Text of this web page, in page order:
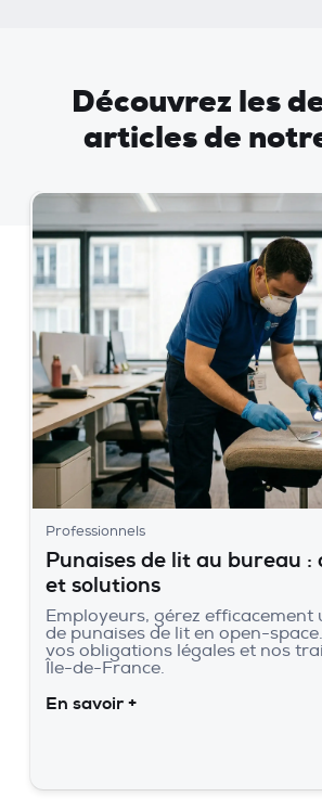
Découvrez les
articles de
Professionnels
Punaises de lit au bureau :
et solutions
Employeurs, gérez efficacement
de punaises de lit en open-
vos obligations légales et nos
Île-de-France.
En savoir +